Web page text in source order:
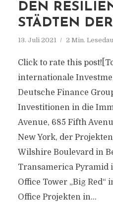
DEN
STÄDTEN
13. Juli 2021 2 Min.
Click to rate this
internationale
Deutsche Finance
Investitionen in die
Avenue, 685 Fifth
New York, der
Wilshire Boulevard in
Transamerica Pyramid
Office Tower „Big Red“
Office Projekten in...